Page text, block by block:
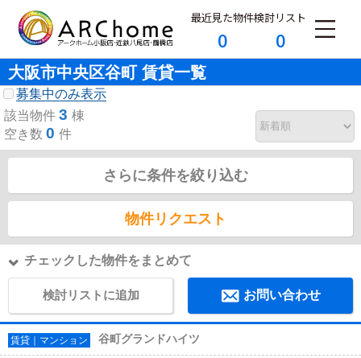
最近見た物件
0
検討リスト
0
大阪市中央区谷町 賃貸一覧
募集中のみ表示
該当物件 3 棟
空き数 0 件
さらに条件を絞り込む
物件リクエスト
チェックした物件をまとめて
検討リストに追加 お問い合わせ
賃貸｜マンション 谷町グランドハイツ